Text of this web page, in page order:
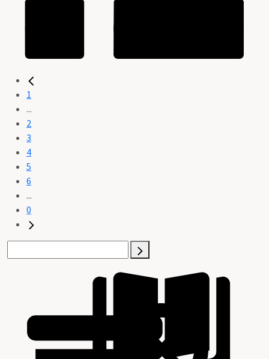
1
...
2
3
4
5
6
...
0